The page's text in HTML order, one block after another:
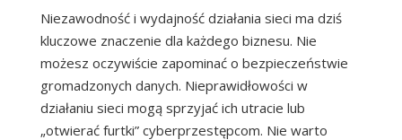
Niezawodność i wydajność działania sieci ma dziś
kluczowe znaczenie dla każdego biznesu. Nie
możesz oczywiście zapominać o bezpieczeństwie
gromadzonych danych. Nieprawidłowości w
działaniu sieci mogą sprzyjać ich utracie lub
„otwierać furtki” cyberprzestępcom. Nie warto